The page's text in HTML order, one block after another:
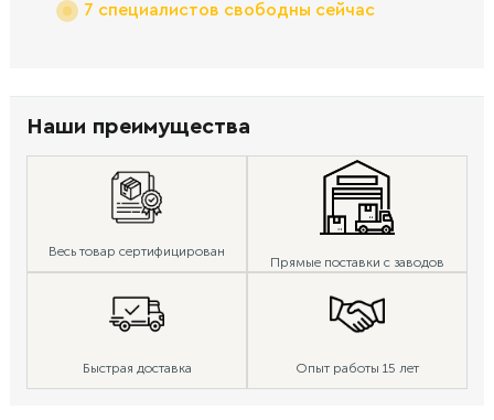
7 специалистов свободны сейчас
Наши преимущества
Весь товар сертифицирован
Прямые поставки с заводов
Быстрая доставка Опыт работы 15 лет